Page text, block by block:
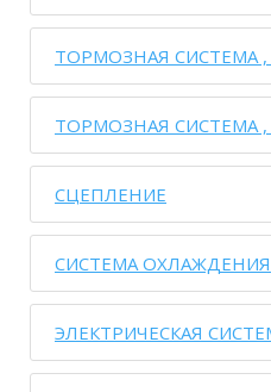
ТОРМОЗНАЯ СИСТЕМА
ТОРМОЗНАЯ СИСТЕМА
СЦЕПЛЕНИЕ
СИСТЕМА ОХЛАЖДЕНИЯ
ЭЛЕКТРИЧЕСКАЯ